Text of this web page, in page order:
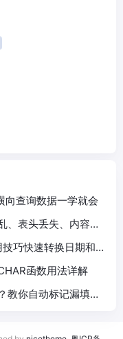
向查询数据一学就会
、表头丢失、内容截
巧快速转换日期和数
函数用法详解
教你自动标记漏填数